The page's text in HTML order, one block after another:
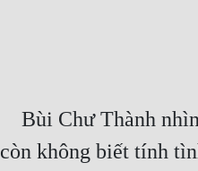
còn không biết tính